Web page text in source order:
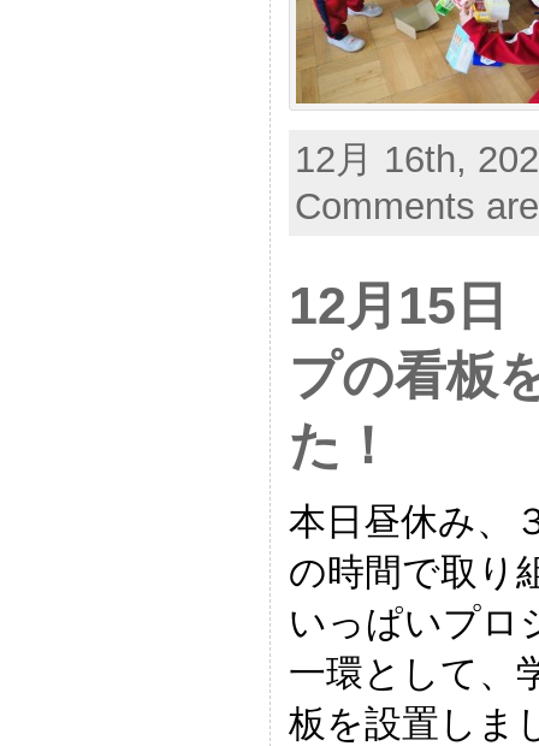
12月 16th,
Comments
12月15日
プの看板
た！
本日昼休み、
の時間で取り
いっぱいプロ
一環として、
板を設置しま